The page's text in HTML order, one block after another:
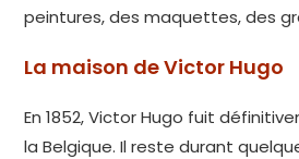
peintures, des maquettes, des
La maison de Victor Hugo
En 1852, Victor Hugo fuit
la Belgique. Il reste durant